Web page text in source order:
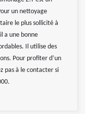
un nettoyage
le plus sollicité à
a une bonne
Il utilise des
Pour profiter d’un
pas à le contacter si